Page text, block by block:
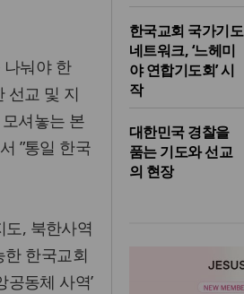
나눠야 한
선교 및 지
셔놓는 본
”통일 한국
, 북한사역
한국교회
동체 사역’
한국교회 국가기도
네트워크, ‘느헤미
야 연합기도회’ 시
작
대한민국 경찰을
품는 기도와 선교
의 현장